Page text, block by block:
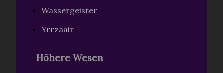
Wassergeister
Yrrzaair
Höhere Wesen